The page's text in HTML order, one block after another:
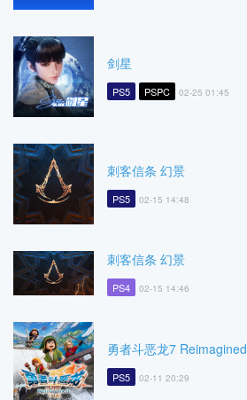
剑星
PS5 PSPC 02-25 01:45
刺客信条 幻景
PS5 02-15 14:48
刺客信条 幻景
PS4 02-15 14:46
勇者斗恶龙7 Reimagined
PS5 02-11 20:29